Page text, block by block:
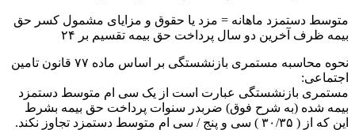
متوسط دستمزد ماهانه = مزد یا حقوق و مزایای مشمول کسر حق
بیمه ظرف آخرین دو سال پرداخت حق بیمه تقسیم بر ۲۴
نحوه محاسبه مستمری بازنشستگی بر اساس ماده ۷۷ قانون تامین
اجتماعی:
مستمری بازنشستگی عبارت است از یک سی ام متوسط دستمزد
بیمه شده (به شرح فوق) ضربدر سنوات پرداخت حق بیمه بشرط
این که از ( ۳۰/۳۵ ) سی و پنج / سی ام متوسط دستمزد تجاوز نکند.